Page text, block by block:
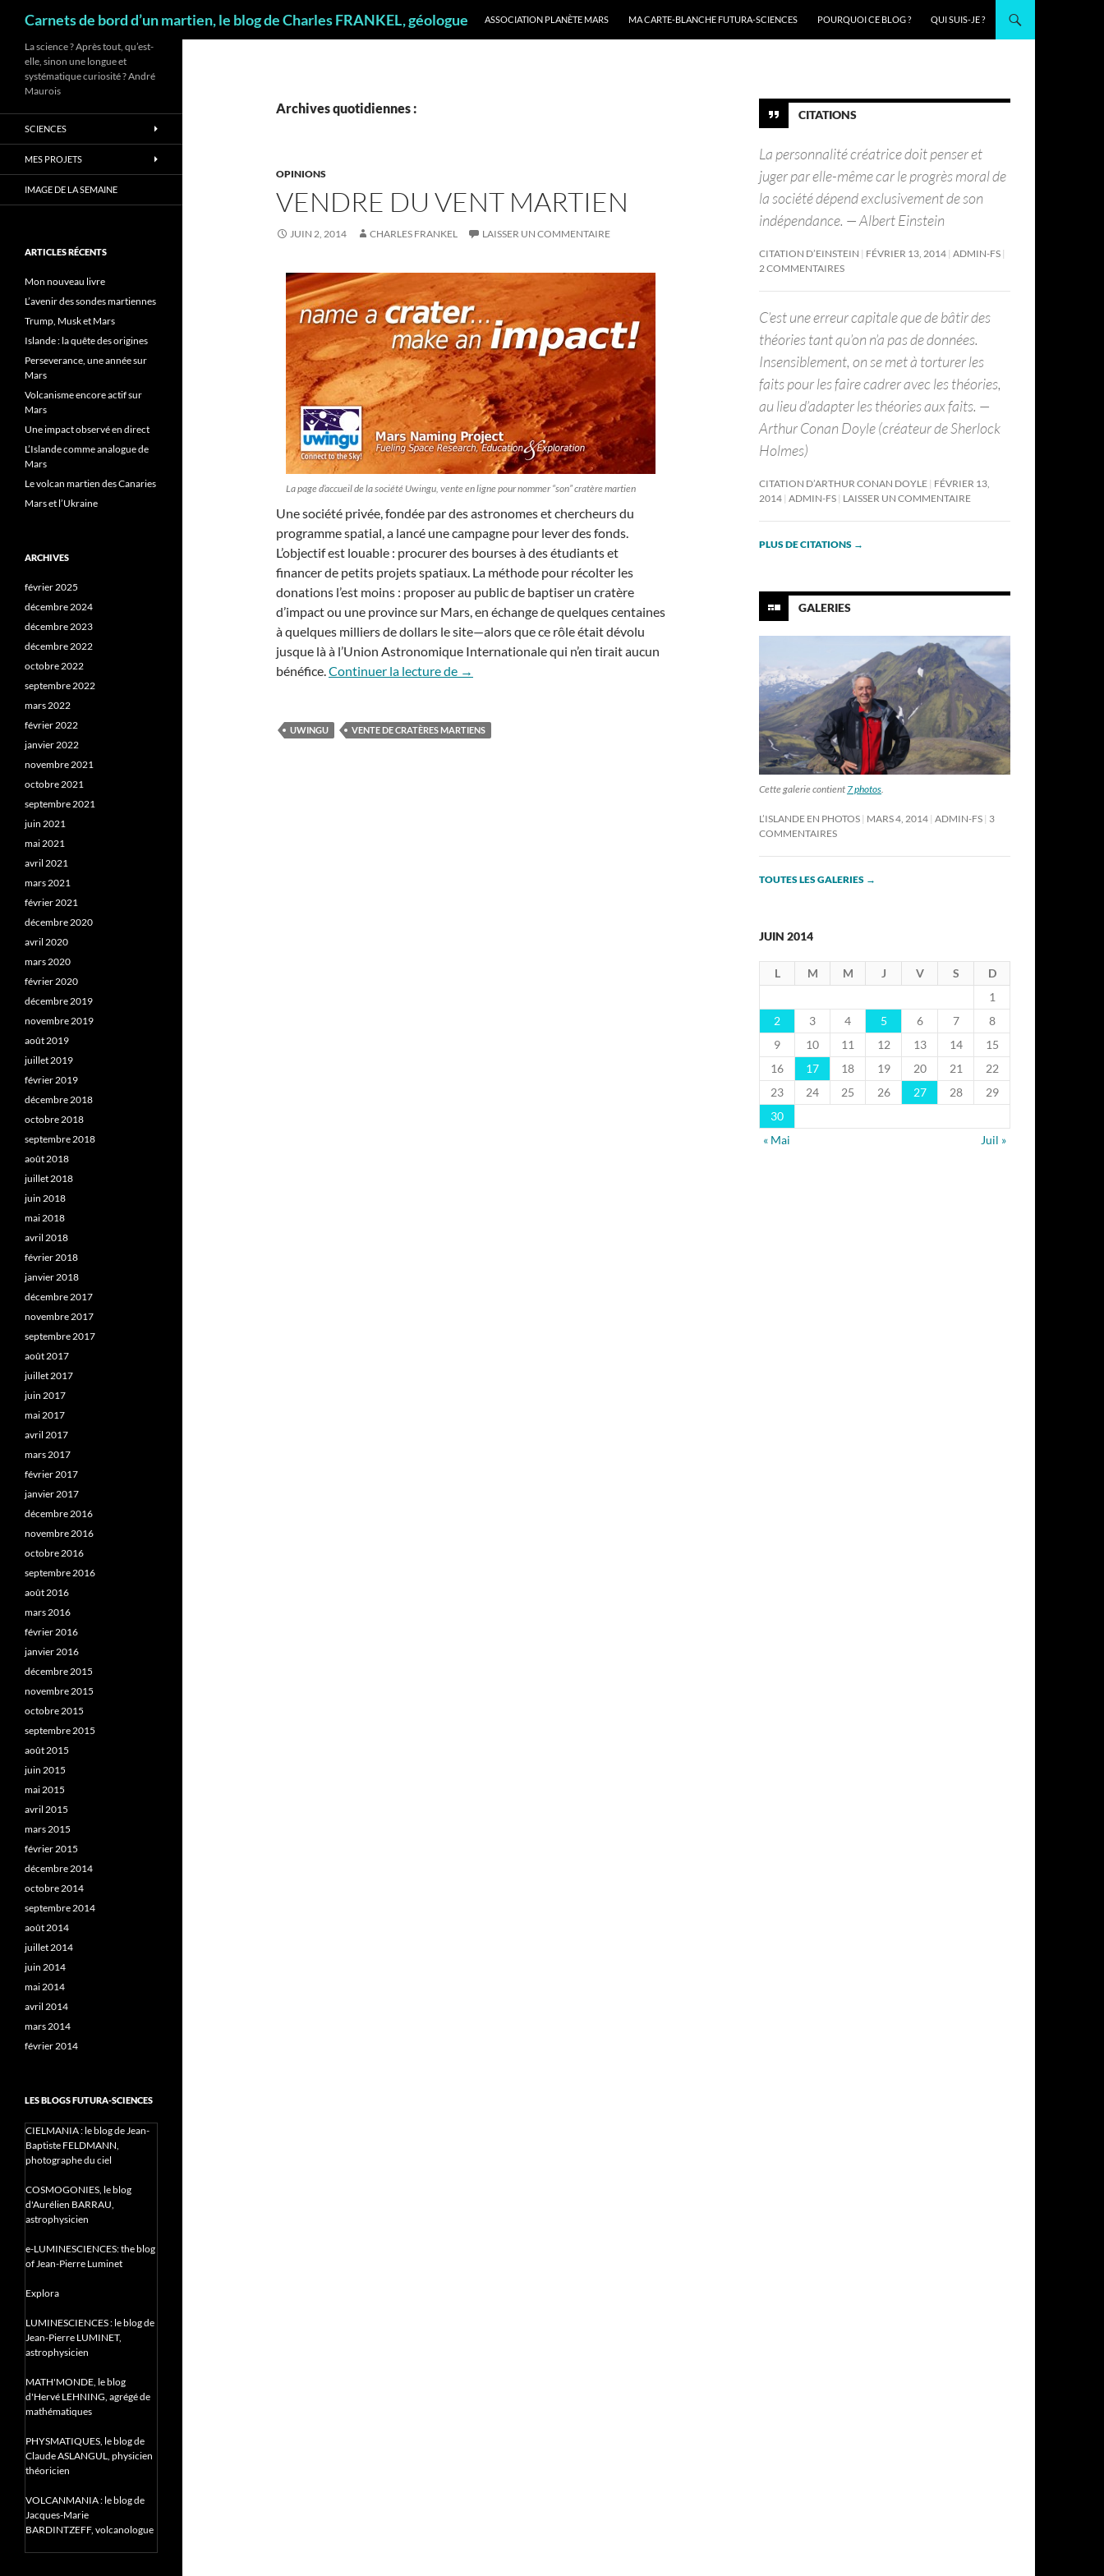
Carnets de bord d’un martien, le blog de Charles FRANKEL, géologue
ASSOCIATION PLANÈTE MARS
MA CARTE-BLANCHE FUTURA-SCIENCES POURQUOI CE BLOG ? QUI SUIS-JE ?
Archives quotidiennes :
OPINIONS
VENDRE DU VENT MARTIEN
JUIN 2, 2014 CHARLES FRANKEL LAISSER UN COMMENTAIRE
La page d’accueil de la société Uwingu, vente en ligne pour nommer “son” cratère martien
Une société privée, fondée par des astronomes et chercheurs du
programme spatial, a lancé une campagne pour lever des fonds.
L’objectif est louable : procurer des bourses à des étudiants et
financer de petits projets spatiaux. La méthode pour récolter les
donations l’est moins : proposer au public de baptiser un cratère
d’impact ou une province sur Mars, en échange de quelques centaines
à quelques milliers de dollars le site—alors que ce rôle était dévolu
jusque là à l’Union Astronomique Internationale qui n’en tirait aucun
bénéfice.Continuer la lecture de Vendre du vent martien
→
UWINGU VENTE DE CRATÈRES MARTIENS
CITATIONS
La personnalité créatrice doit penser et
juger par elle-même car le progrès moral de
la société dépend exclusivement de son
indépendance. — Albert Einstein
CITATION D’EINSTEIN FÉVRIER 13, 2014 ADMIN-FS
2 COMMENTAIRES
C’est une erreur capitale que de bâtir des
théories tant qu’on n’a pas de données.
Insensiblement, on se met à torturer les
faits pour les faire cadrer avec les théories,
au lieu d’adapter les théories aux faits. —
Arthur Conan Doyle (créateur de Sherlock
Holmes)
CITATION D’ARTHUR CONAN DOYLE FÉVRIER 13,
2014 ADMIN-FS LAISSER UN COMMENTAIRE
PLUS DE CITATIONS →
GALERIES
Cette galerie contient 7 photos.
L’ISLANDE EN PHOTOS MARS 4, 2014 ADMIN-FS 3
COMMENTAIRES
TOUTES LES GALERIES →
JUIN 2014
L M M J V S
D
1
2
3 4 5 6 7
8
9
10 11 12 13 14
15
16
17 18 19 20 21
22
23
24 25 26 27 28
29
30
« Mai
Juil »
La science ? Après tout, qu’est-
elle, sinon une longue et
systématique curiosité ? André
Maurois
SCIENCES
MES PROJETS
IMAGE DE LA SEMAINE
ARTICLES RÉCENTS
Mon nouveau livre
L’avenir des sondes martiennes
Trump, Musk et Mars
Islande : la quête des origines
Perseverance, une année sur
Mars
Volcanisme encore actif sur
Mars
Une impact observé en direct
L’Islande comme analogue de
Mars
Le volcan martien des Canaries
Mars et l’Ukraine
ARCHIVES
février 2025
décembre 2024
décembre 2023
décembre 2022
octobre 2022
septembre 2022
mars 2022
février 2022
janvier 2022
novembre 2021
octobre 2021
septembre 2021
juin 2021
mai 2021
avril 2021
mars 2021
février 2021
décembre 2020
avril 2020
mars 2020
février 2020
décembre 2019
novembre 2019
août 2019
juillet 2019
février 2019
décembre 2018
octobre 2018
septembre 2018
août 2018
juillet 2018
juin 2018
mai 2018
avril 2018
février 2018
janvier 2018
décembre 2017
novembre 2017
septembre 2017
août 2017
juillet 2017
juin 2017
mai 2017
avril 2017
mars 2017
février 2017
janvier 2017
décembre 2016
novembre 2016
octobre 2016
septembre 2016
août 2016
mars 2016
février 2016
janvier 2016
décembre 2015
novembre 2015
octobre 2015
septembre 2015
août 2015
juin 2015
mai 2015
avril 2015
mars 2015
février 2015
décembre 2014
octobre 2014
septembre 2014
août 2014
juillet 2014
juin 2014
mai 2014
avril 2014
mars 2014
février 2014
LES BLOGS FUTURA-SCIENCES
CIELMANIA : le blog de Jean-
Baptiste FELDMANN,
photographe du ciel
COSMOGONIES, le blog
d'Aurélien BARRAU,
astrophysicien
e-LUMINESCIENCES: the blog
of Jean-Pierre Luminet
Explora
LUMINESCIENCES : le blog de
Jean-Pierre LUMINET,
astrophysicien
MATH'MONDE, le blog
d'Hervé LEHNING, agrégé de
mathématiques
PHYSMATIQUES, le blog de
Claude ASLANGUL, physicien
théoricien
VOLCANMANIA : le blog de
Jacques-Marie
BARDINTZEFF, volcanologue